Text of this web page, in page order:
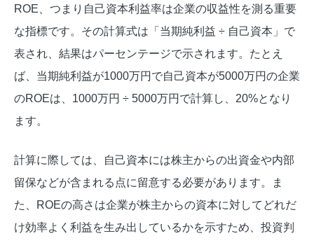
ROE、つまり自己資本利益率は企業の収益性を測る重要
な指標です。その計算式は「当期純利益 ÷ 自己資本」で
表され、結果はパーセンテージで示されます。たとえ
ば、当期純利益が1000万円で自己資本が5000万円の企業
のROEは、1000万円 ÷ 5000万円で計算し、20%となり
ます。
計算に際しては、自己資本には株主からの出資金や内部
留保などが含まれる点に留意する必要があります。ま
た、ROEの高さは企業が株主からの資本に対してどれだ
け効率よく利益を生み出しているかを示すため、投資判